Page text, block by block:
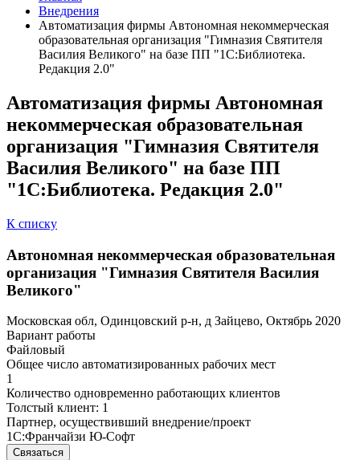
Внедрения
Автоматизация фирмы Автономная некоммерческая
образовательная организация "Гимназия Святителя
Василия Великого" на базе ПП "1С:Библиотека.
Редакция 2.0"
Автоматизация фирмы Автономная
некоммерческая образовательная
организация "Гимназия Святителя
Василия Великого" на базе ПП
"1С:Библиотека. Редакция 2.0"
К списку
Автономная некоммерческая образовательная
организация "Гимназия Святителя Василия
Великого"
Московская обл, Одинцовский р-н, д Зайцево, Октябрь 2020
Вариант работы
Файловый
Общее число автоматизированных рабочих мест
1
Количество одновременно работающих клиентов
Толстый клиент: 1
Партнер, осуществивший внедрение/проект
1С:Франчайзи Ю-Софт
Связаться